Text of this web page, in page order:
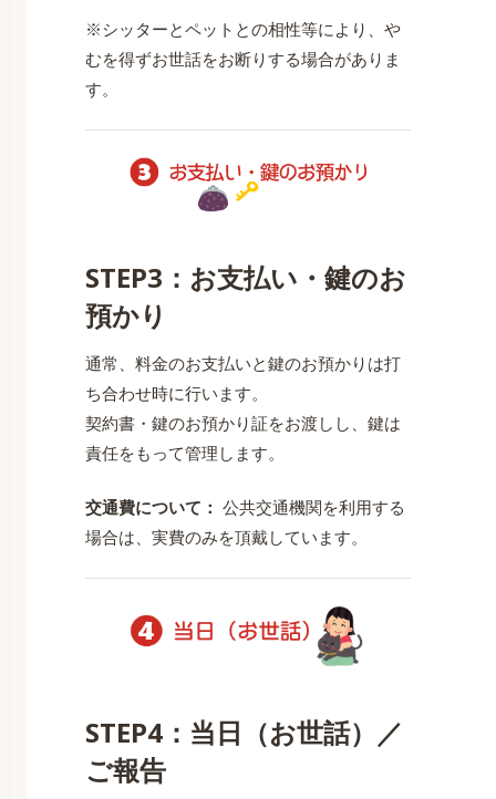
※シッターとペットとの相性等により、や
むを得ずお世話をお断りする場合がありま
す。
STEP3：お支払い・鍵のお
預かり
通常、料金のお支払いと鍵のお預かりは打
ち合わせ時に行います。
契約書・鍵のお預かり証をお渡しし、鍵は
責任をもって管理します。
交通費について： 公共交通機関を利用する
場合は、実費のみを頂戴しています。
STEP4：当日（お世話）／
ご報告